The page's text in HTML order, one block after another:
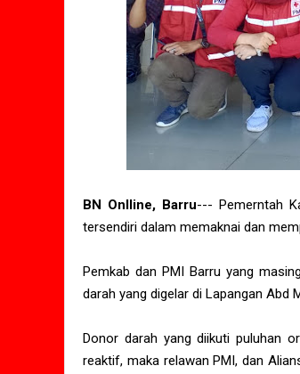
BN Onlline, Barru--- Pemerntah
tersendiri dalam memaknai dan
Pemkab dan PMI Barru yang
darah yang digelar di Lapangan Abd
Donor darah yang diikuti puluhan
reaktif, maka relawan PMI, dan